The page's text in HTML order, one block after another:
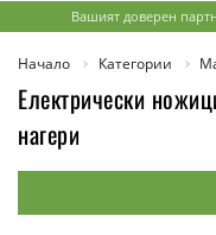
Вашият доверен
Начало Категории
Електрически
нагери